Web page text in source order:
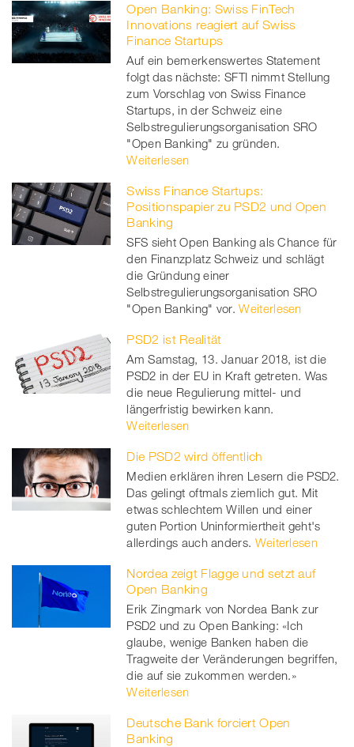
Open Banking: Swiss FinTech
Innovations reagiert auf Swiss
Finance Startups
Auf ein bemerkenswertes Statement
folgt das nächste: SFTI nimmt Stellung
zum Vorschlag von Swiss Finance
Startups, in der Schweiz eine
Selbstregulierungsorganisation SRO
"Open Banking" zu gründen.
Weiterlesen
Swiss Finance Startups:
Positionspapier zu PSD2 und Open
Banking
SFS sieht Open Banking als Chance für
den Finanzplatz Schweiz und schlägt
die Gründung einer
Selbstregulierungsorganisation SRO
"Open Banking" vor. Weiterlesen
PSD2 ist Realität
Am Samstag, 13. Januar 2018, ist die
PSD2 in der EU in Kraft getreten. Was
die neue Regulierung mittel- und
längerfristig bewirken kann.
Weiterlesen
Die PSD2 wird öffentlich
Medien erklären ihren Lesern die PSD2.
Das gelingt oftmals ziemlich gut. Mit
etwas schlechtem Willen und einer
guten Portion Uninformiertheit geht's
allerdings auch anders. Weiterlesen
Nordea zeigt Flagge und setzt auf
Open Banking
Erik Zingmark von Nordea Bank zur
PSD2 und zu Open Banking: «Ich
glaube, wenige Banken haben die
Tragweite der Veränderungen begriffen,
die auf sie zukommen werden.»
Weiterlesen
Deutsche Bank forciert Open
Banking